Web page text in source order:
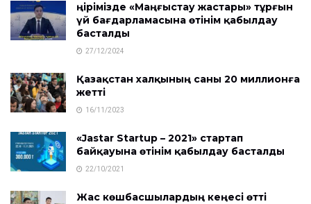
Өңірімізде «Маңғыстау жастары» тұрғын
үй бағдарламасына өтінім қабылдау
басталды
27/12/2024
Қазақстан халқының саны 20 миллионға
жетті
16/11/2023
«Jastar Startup – 2021» стартап
байқауына өтінім қабылдау басталды
22/10/2021
Жас көшбасшылардың кеңесі өтті